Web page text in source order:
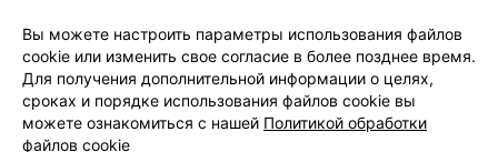
Обработка персональных данных
Вы можете настроить параметры использования файлов
cookie или изменить свое согласие в более позднее время.
Для получения дополнительной информации о целях,
сроках и порядке использования файлов cookie вы
можете ознакомиться с нашей Политикой обработки
файлов cookie